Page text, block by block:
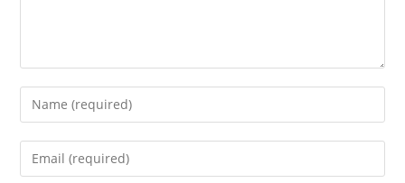
Enter
your
name
Enter
your